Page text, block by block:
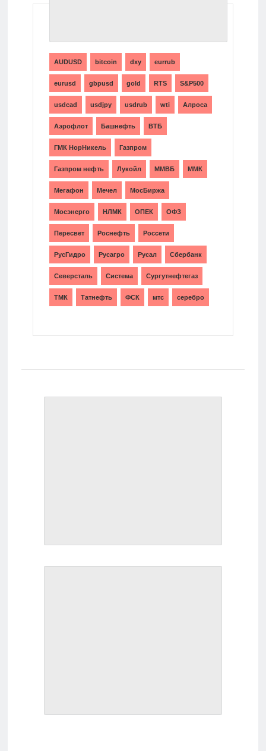
AUDUSD bitcoin dxy eurrub
eurusd gbpusd gold RTS S&P500
usdcad usdjpy usdrub wti Алроса
Аэрофлот Башнефть ВТБ
ГМК НорНикель Газпром
Газпром нефть Лукойл ММВБ ММК
Мегафон Мечел МосБиржа
Мосэнерго НЛМК ОПЕК ОФЗ
Пересвет Роснефть Россети
РусГидро Русагро Русал Сбербанк
Северсталь Система Сургутнефтегаз
ТМК Татнефть ФСК мтс серебро